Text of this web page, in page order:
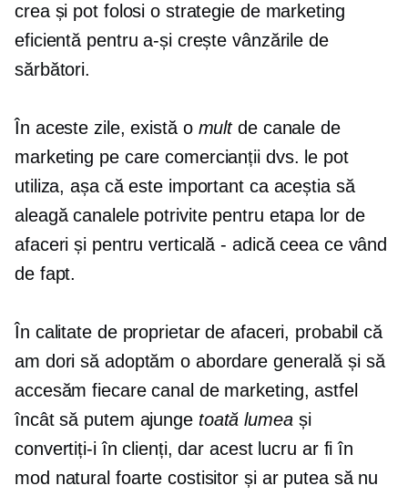
crea și pot folosi o strategie de marketing
eficientă pentru a-și crește vânzările de
sărbători.
În aceste zile, există o multde canale de
marketing pe care comercianții dvs. le pot
utiliza, așa că este important ca aceștia să
aleagă canalele potrivite pentru etapa lor de
afaceri și pentru verticală - adică ceea ce vând
de fapt.
În calitate de proprietar de afaceri, probabil că
am dori să adoptăm o abordare generală și să
accesăm fiecare canal de marketing, astfel
încât să putem ajunge toată lumeași
convertiți-i în clienți, dar acest lucru ar fi în
mod natural foarte costisitor și ar putea să nu